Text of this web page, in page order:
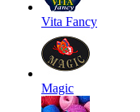
Vita Fancy
Magic